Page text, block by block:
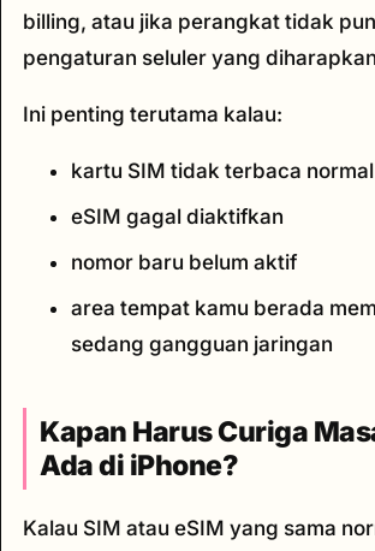
billing, atau jika perangkat tidak
pengaturan seluler yang
Ini penting terutama kalau:
kartu SIM tidak terbaca normal
eSIM gagal diaktifkan
nomor baru belum aktif
area tempat kamu berada
sedang gangguan jaringan
Kapan Harus Curiga
Ada di iPhone?
Kalau SIM atau eSIM yang sama